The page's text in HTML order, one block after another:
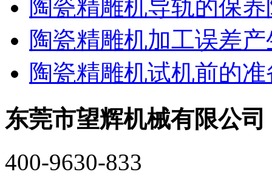
陶瓷精雕机导轨的保
陶瓷精雕机加工误差
陶瓷精雕机试机前的
东莞市望辉机械有限公司
400-9630-833